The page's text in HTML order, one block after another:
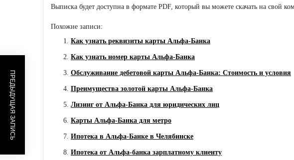
Выписка будет доступна в формате PDF, который вы можете скачать на свой
Похожие записи:
Как узнать реквизиты карты Альфа-Банка
Как узнать номер карты Альфа-Банка
Обслуживание дебетовой карты Альфа-Банка: Стоимость и условия
Преимущества золотой карты Альфа-Банка
Лизинг от Альфа-Банка для юридических лиц
Карты Альфа-Банка для метро
Ипотека в Альфа-Банке в Челябинске
Ипотека от Альфа-банка зарплатному клиенту
ПРЕДЫДУЩАЯ ЗАПИСЬ